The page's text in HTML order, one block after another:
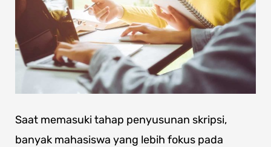
Saat memasuki tahap penyusunan skripsi,
banyak mahasiswa yang lebih fokus pada